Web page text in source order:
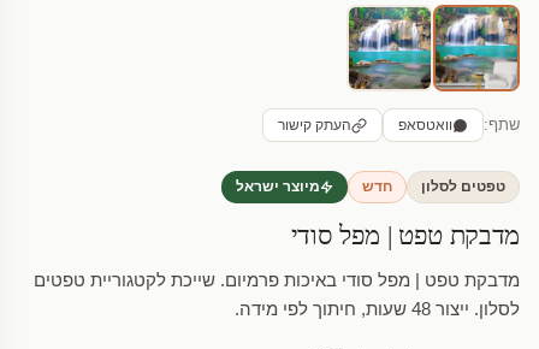
שתף: וואטסאפ העתק קישור
טפטים לסלון חדש מיוצר ישראל
מדבקת טפט | מפל סודי
מדבקת טפט | מפל סודי באיכות פרמיום. שייכת לקטגוריית טפטים
לסלון. ייצור 48 שעות, חיתוך לפי מידה.